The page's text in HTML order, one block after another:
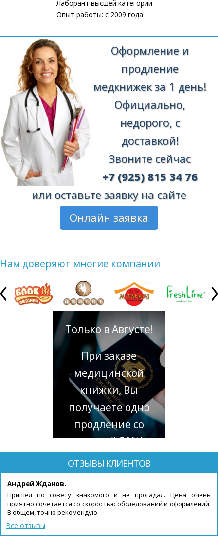
Лаборант высшей категории
Опыт работы: с 2009 года
Оформление и
продление
медкнижек за 1 день!
Официально,
недорого, с
доставкой!
Звоните сейчас
+7 (925) 815 34 76
или оставьте заявку на сайте
Онлайн заявка
Нам доверяют многие компании
Только в Августе!
При заказе
медицинской
книжки, Вы
получаете одно
продление со
скидкой 50%!
ОТЗЫВЫ КЛИЕНТОВ
Андрей Жданов.
Пришел по совету знакомого и не прогадал. Цена очень
приятно сочетается со скоростью обследований и оформлений.
В общем, точно рекомендую.
Все отзывы